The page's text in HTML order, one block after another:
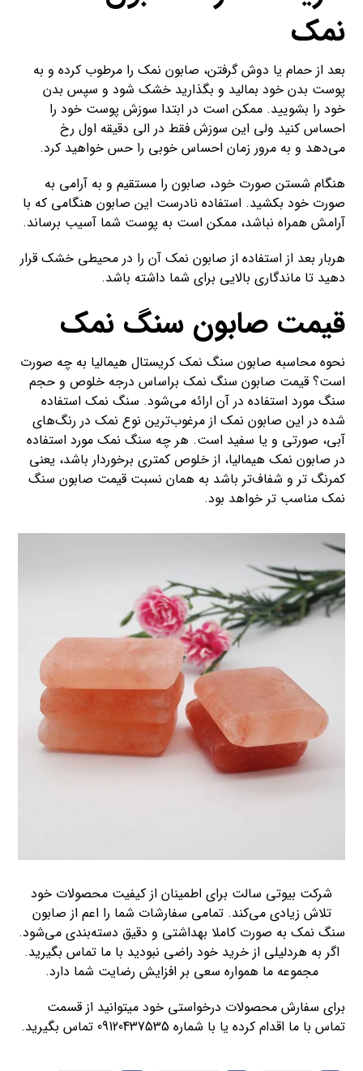
نمک
بعد از حمام یا دوش گرفتن، صابون نمک را مرطوب کرده و به
پوست بدن خود بمالید و بگذارید خشک شود و سپس بدن
خود را بشویید. ممکن است در ابتدا سوزش پوست خود را
احساس کنید ولی این سوزش فقط در الی دقیقه اول رخ
می‌دهد و به مرور زمان احساس خوبی را حس خواهید کرد.
هنگام شستن صورت خود، صابون را مستقیم و به آرامی به
صورت خود بکشید. استفاده نادرست این صابون هنگامی که با
آرامش همراه نباشد، ممکن است به پوست شما آسیب برساند.
هربار بعد از استفاده از صابون نمک آن را در محیطی خشک قرار
دهید تا ماندگاری بالایی برای شما داشته باشد.
قیمت صابون سنگ نمک
نحوه محاسبه صابون سنگ نمک کریستال هیمالیا به چه صورت
است؟ قیمت صابون سنگ نمک براساس درجه خلوص و حجم
سنگ مورد استفاده در آن ارائه می‌شود. سنگ نمک استفاده
شده در این صابون نمک از مرغوب‌ترین نوع نمک در رنگ‌های
آبی، صورتی و یا سفید است. هر چه سنگ نمک مورد استفاده
در صابون نمک هیمالیا، از خلوص کمتری برخوردار باشد، یعنی
کمرنگ تر و شفاف‌تر باشد به همان نسبت قیمت صابون سنگ
نمک مناسب تر خواهد بود.
شرکت بیوتی سالت برای اطمینان از کیفیت محصولات خود
تلاش زیادی می‌کند. تمامی سفارشات شما را اعم از صابون
سنگ نمک به صورت کاملا بهداشتی و دقیق دسته‌بندی می‌شود.
اگر به هردلیلی از خرید خود راضی نبودید با ما تماس بگیرید.
مجموعه ما همواره سعی بر افزایش رضایت شما دارد.
برای سفارش محصولات درخواستی خود میتوانید از قسمت
تماس با ما اقدام کرده یا با شماره 09120437535 تماس بگیرید.